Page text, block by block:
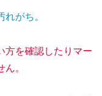
がち。
方を確認したりマー
。